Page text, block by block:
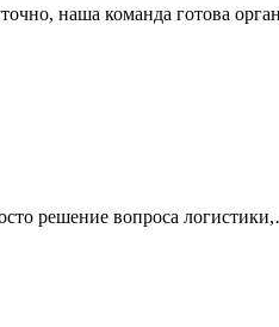
наша команда готова
решение вопроса